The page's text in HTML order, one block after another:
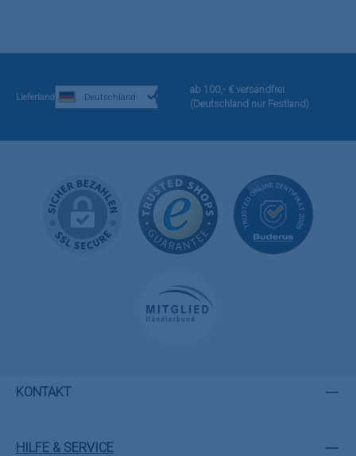
Lieferland
ab 100,- € versandfrei
(Deutschland nur Festland)
KONTAKT
HILFE & SERVICE